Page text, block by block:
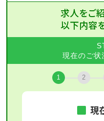
求人をご
以下内容
現在のご状
1 2
現